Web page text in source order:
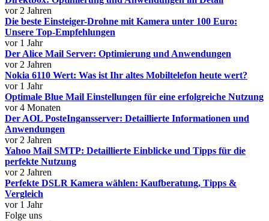
vor 2 Jahren
Die beste Einsteiger-Drohne mit Kamera unter 100 Euro:
Unsere Top-Empfehlungen
vor 1 Jahr
Der Alice Mail Server: Optimierung und Anwendungen
vor 2 Jahren
Nokia 6110 Wert: Was ist Ihr altes Mobiltelefon heute wert?
vor 1 Jahr
Optimale Blue Mail Einstellungen für eine erfolgreiche Nutzung
vor 4 Monaten
Der AOL PosteIngansserver: Detaillierte Informationen und
Anwendungen
vor 2 Jahren
Yahoo Mail SMTP: Detaillierte Einblicke und Tipps für die
perfekte Nutzung
vor 2 Jahren
Perfekte DSLR Kamera wählen: Kaufberatung, Tipps &
Vergleich
vor 1 Jahr
Folge uns